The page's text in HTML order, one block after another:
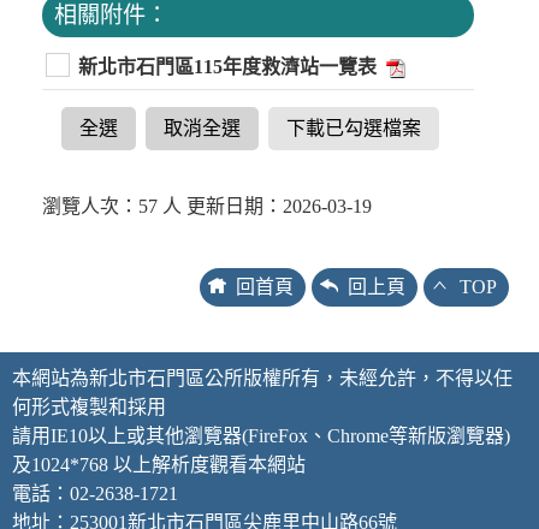
相關附件：
新北市石門區115年度救濟站一覽表
全選 取消全選 下載已勾選檔案
瀏覽人次：57 人 更新日期：2026-03-19
回首頁 回上頁 TOP
本網站為新北市石門區公所版權所有，未經允許，不得以任
何形式複製和採用
請用IE10以上或其他瀏覽器(FireFox、Chrome等新版瀏覽器)
及1024*768 以上解析度觀看本網站
電話：02-2638-1721
地址：253001新北市石門區尖鹿里中山路66號